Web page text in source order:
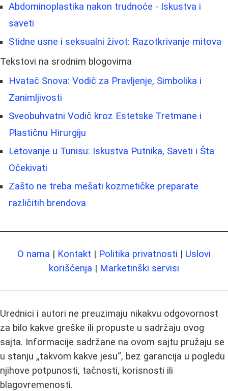
Abdominoplastika nakon trudnoće - Iskustva i
saveti
Stidne usne i seksualni život: Razotkrivanje mitova
Tekstovi na srodnim blogovima
Hvatač Snova: Vodič za Pravljenje, Simbolika i
Zanimljivosti
Sveobuhvatni Vodič kroz Estetske Tretmane i
Plastičnu Hirurgiju
Letovanje u Tunisu: Iskustva Putnika, Saveti i Šta
Očekivati
Zašto ne treba mešati kozmetičke preparate
različitih brendova
O nama | Kontakt | Politika privatnosti | Uslovi
korišćenja | Marketinški servisi
Urednici i autori ne preuzimaju nikakvu odgovornost
za bilo kakve greške ili propuste u sadržaju ovog
sajta. Informacije sadržane na ovom sajtu pružaju se
u stanju „takvom kakve jesu“, bez garancija u pogledu
njihove potpunosti, tačnosti, korisnosti ili
blagovremenosti.